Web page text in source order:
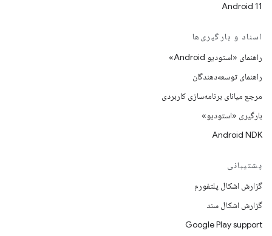
Android 11
اسناد و بارگیری‌ها
راهنمای «استودیو Android»
راهنمای توسعه‌دهندگان
مرجع میانای برنامه‌سازی کاربردی
بارگیری «استودیو»
Android NDK
پشتیبانی
گزارش اشکال پلتفورم
گزارش اشکال سند
Google Play support